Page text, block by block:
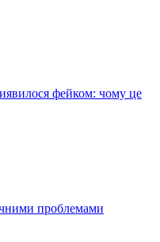
фейком: чому це
проблемами